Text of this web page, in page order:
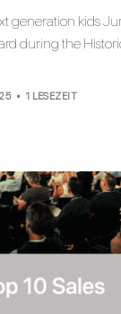
generation kids
during the
1 LESEZEIT